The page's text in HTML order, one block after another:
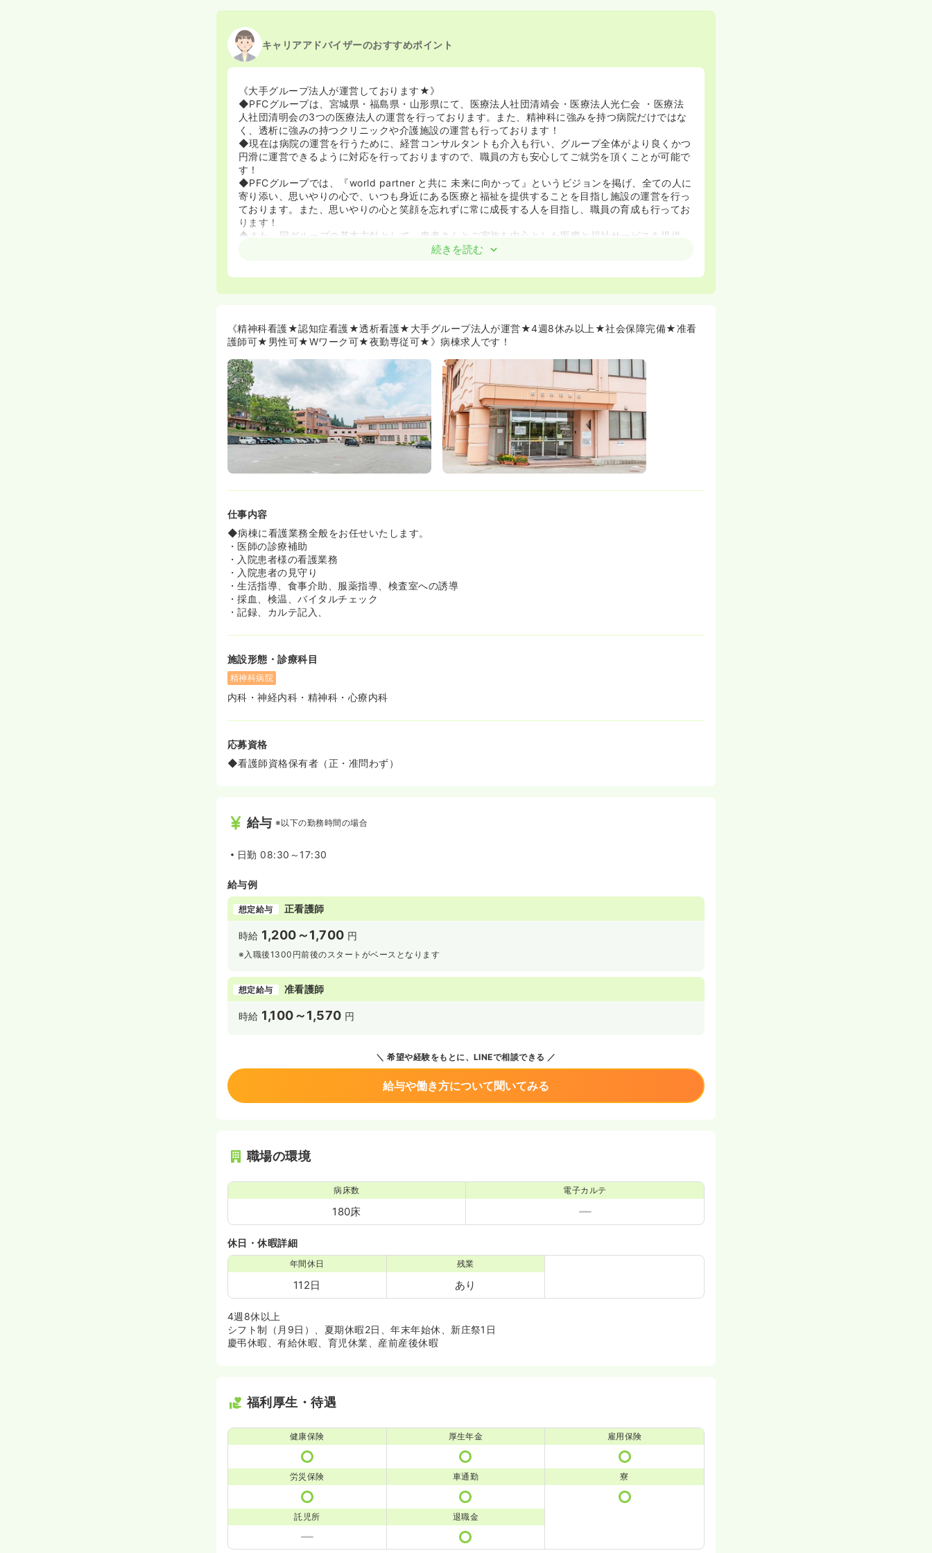
キャリアアドバイザーのおすすめポイント
《大手グループ法人が運営しております★》
◆PFCグループは、宮城県・福島県・山形県にて、医療法人社団清靖会・医療法人光仁会 ・医療法
人社団清明会の3つの医療法人の運営を行っております。また、精神科に強みを持つ病院だけではな
く、透析に強みの持つクリニックや介護施設の運営も行っております！
◆現在は病院の運営を行うために、経営コンサルタントも介入も行い、グループ全体がより良くかつ
円滑に運営できるように対応を行っておりますので、職員の方も安心してご就労を頂くことが可能で
す！
◆PFCグループでは、『world partner と共に 未来に向かって』というビジョンを掲げ、全ての人に
寄り添い、思いやりの心で、いつも身近にある医療と福祉を提供することを目指し施設の運営を行っ
ております。また、思いやりの心と笑顔を忘れずに常に成長する人を目指し、職員の育成も行ってお
ります！
◆また、同グループの基本方針として、患者さんとご家族を中心とした医療と福祉サービスを提供
し、地域の医療・介護・福祉・関係機関と連携し、地域医療や福祉を支援することを大切にしており
事者として福祉従事者としての自覚と誇りを持ち、働き甲斐のある施設づくりを目指しております！
ルコール依存症・認知症患者さん、精神疾患や認知症で身体合併（主に慢性腎不全・人工透析）を有
する患者さんなどが入院を行っております。そのため、透析センターとの連携を大切にし、透析が安
を行っております！
《働きやすい環境が整っております★》
◆スタッフの方に合わせた働き方を選択することが可能でございます。例えば、夜勤回数を多めに希
望される方に対しては回数を多めでのご就労、お子様が現在小さく初めは日勤常勤で将来的に夜勤を
行う条件でのご就労、夜勤専従としてWワークを行いながらのご就労…等、その方の生活スタイルに
合わせ働き方を洗濯頂くことが可能です！
◆看護学校からの新卒採用も行っているため、資格取得に向けて活動をされていらっしゃる看護学生
の社会人ナースさんへもおすすめです。実際にシフトの調整等を行いながら、正看護師取得に向けて
続きを読む
《精神科看護★認知症看護★透析看護★大手グループ法人が運営★4週8休み以上★社会保障完備★准看
護師可★男性可★Wワーク可★夜勤専従可★》病棟求人です！
仕事内容
◆病棟に看護業務全般をお任せいたします。
・医師の診療補助
・入院患者様の看護業務
・入院患者の見守り
・生活指導、食事介助、服薬指導、検査室への誘導
・採血、検温、バイタルチェック
・記録、カルテ記入、
施設形態・診療科目
精神科病院
内科・神経内科・精神科・心療内科
応募資格
◆看護師資格保有者（正・准問わず）
給与 ※以下の勤務時間の場合
日勤 08:30～17:30
給与例
想定給与 正看護師
時給 1,200～1,700 円
※入職後1300円前後のスタートがベースとなります
想定給与 准看護師
時給 1,100～1,570 円
希望や経験をもとに、LINEで相談できる
給与や働き方について聞いてみる
職場の環境
病床数
180床
電子カルテ
休日・休暇詳細
年間休日
112日
残業
あり
4週8休以上
シフト制（月9日）、夏期休暇2日、年末年始休、新庄祭1日
慶弔休暇、有給休暇、育児休業、産前産後休暇
福利厚生・待遇
健康保険 厚生年金 雇用保険
労災保険 車通勤 寮
託児所 退職金